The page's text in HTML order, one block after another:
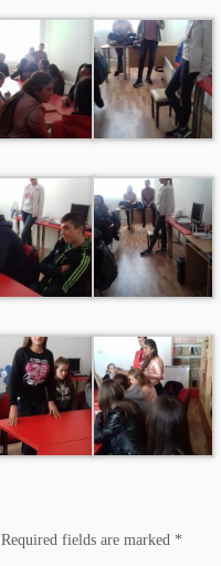
Required fields are marked *